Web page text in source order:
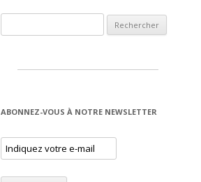
ABONNEZ-VOUS À NOTRE NEWSLETTER